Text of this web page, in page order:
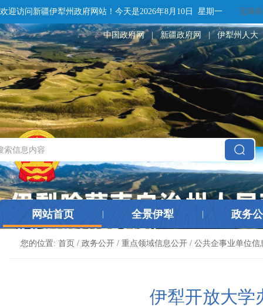
欢迎访问新疆伊犁州政府网站！ 今天是2026年8月10日 星期一 无障碍
中国政府网 | 新疆政府网 | 伊犁州人大
网站首页 全景伊犁 政务
您的位置: 首页 / 政务公开 / 重点领域信息公开 / 公共企事业单位信
伊犁开放大学